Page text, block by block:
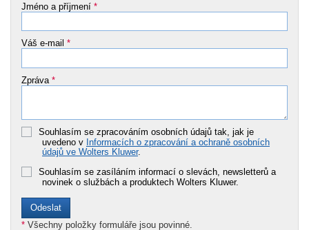
Jméno a příjmení *
Váš e-mail *
Zpráva *
Souhlasím se zpracováním osobních údajů tak, jak je
uvedeno v Informacích o zpracování a ochraně osobních
údajů ve Wolters Kluwer.
Souhlasím se zasíláním informací o slevách, newsletterů a
novinek o službách a produktech Wolters Kluwer.
* Všechny položky formuláře jsou povinné.